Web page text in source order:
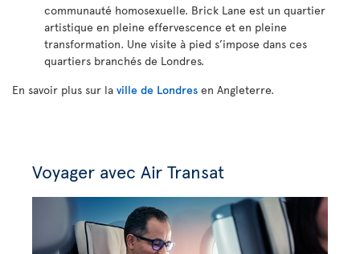
communauté homosexuelle. Brick Lane est un quartier
artistique en pleine effervescence et en pleine
transformation. Une visite à pied s’impose dans ces
quartiers branchés de Londres.
En savoir plus sur la ville de Londres en Angleterre.
Voyager avec Air Transat